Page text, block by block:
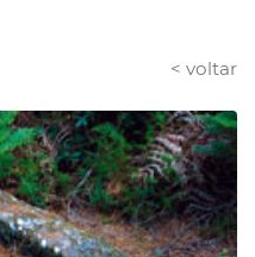
< voltar